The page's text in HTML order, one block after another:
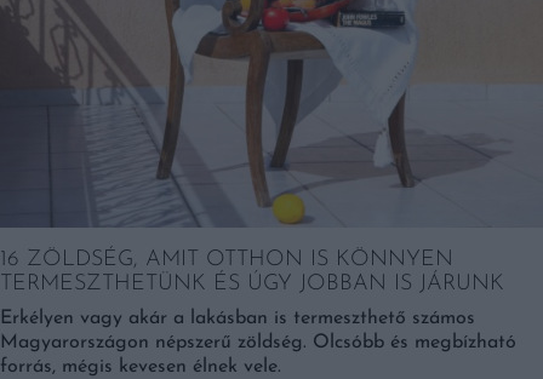
16 ZÖLDSÉG, AMIT OTTHON IS KÖNNYEN
TERMESZTHETÜNK ÉS ÚGY JOBBAN IS JÁRUNK
Erkélyen vagy akár a lakásban is termeszthető számos
Magyarországon népszerű zöldség. Olcsóbb és megbízható
forrás, mégis kevesen élnek vele.